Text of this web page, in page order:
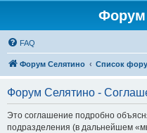
Форум
FAQ
Форум Селятино Список
Форум Селятино -
Это соглашение подробно
подразделения (в дальнейшем